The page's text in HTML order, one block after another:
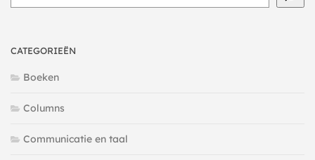
CATEGORIEËN
Boeken
Columns
Communicatie en taal